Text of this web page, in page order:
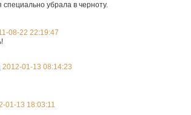
убрала в черноту.
08-22 22:19:47
2012-01-13 08:14:23
01-13 18:03:11